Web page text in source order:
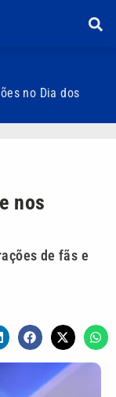
no Dia dos
nos
de fãs e